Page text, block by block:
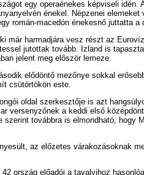
egy operaénekes képviseli idén.
énekel. Népzenei elemeket
román-macedón énekesnő juttatta a
már harmadjára vesz részt az
jutottak tovább. Izland is
jelent meg először lemeze.
elődöntő mezőnye sokkal
csütörtökön este.
oldal szerkesztője is azt
versenyzőnek a keddi első
továbbra is elmondható, hogy
az előzetes várakozásoknak
ország előadói a tavalyihoz